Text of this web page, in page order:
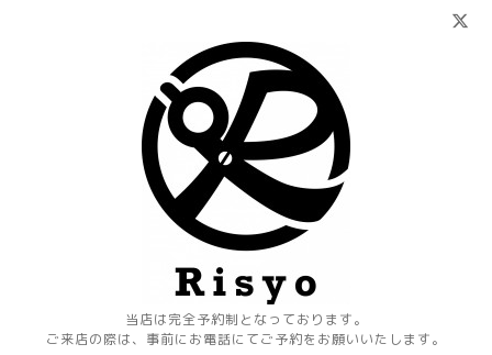
当店は完全予約制となっております。
ご来店の際は、事前にお電話にてご予約をお願いいたします。